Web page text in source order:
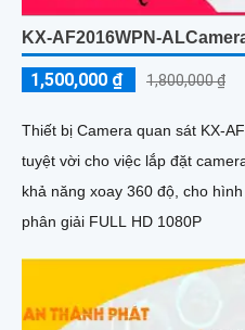
KX-AF2016WPN-
1,500,000 ₫ 1,800,000 ₫
Thiết bị Camera quan sát KX-
tuyệt vời cho việc lắp đặt camera trong căn
khả năng xoay 360 độ, cho
phân giải FULL HD 1080P